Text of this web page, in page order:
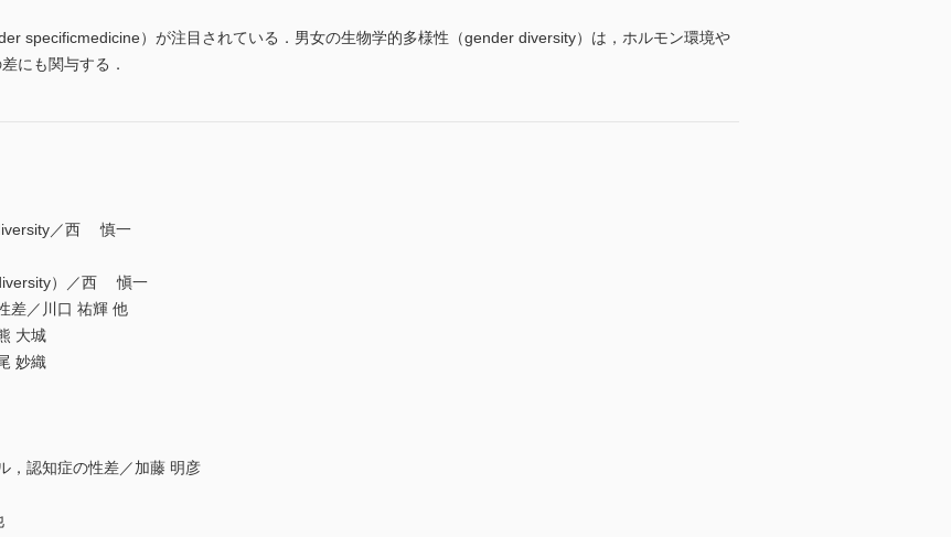
specificmedicine）が注目されている．男女の生物学的多様性（gender diversity）は，ホルモン環境や
にも関与する．
／西 慎一
）／西 愼一
差／川口 祐輝 他
大城
妙織
，認知症の性差／加藤 明彦